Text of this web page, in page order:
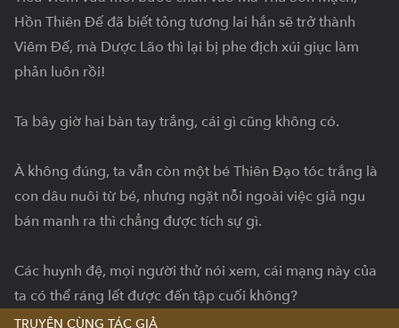
Hồn Thiên Đế đã biết tỏng tương lai hắn sẽ trở thành
Viêm Đế, mà Dược Lão thì lại bị phe địch xúi giục làm
phản luôn rồi!
Ta bây giờ hai bàn tay trắng, cái gì cũng không có.
À không đúng, ta vẫn còn một bé Thiên Đạo tóc trắng là
con dâu nuôi từ bé, nhưng ngặt nỗi ngoài việc giả ngu
bán manh ra thì chẳng được tích sự gì.
Các huynh đệ, mọi người thử nói xem, cái mạng này của
ta có thể ráng lết được đến tập cuối không?
TRUYỆN CÙNG TÁC GIẢ